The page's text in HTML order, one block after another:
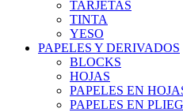
TARJETAS
TINTA
YESO
PAPELES Y DERIVADOS
BLOCKS
HOJAS
PAPELES EN
PAPELES EN